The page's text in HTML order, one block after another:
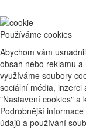
Používáme cookies
Abychom vám
obsah nebo reklamu
využíváme soubory
sociální média, inzerci
"Nastavení cookies" a
Podrobnější
údajů a používání